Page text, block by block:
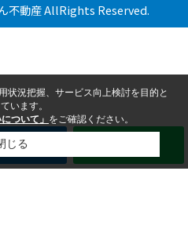
不動産 AllRights Reserved.
メール
状況把握、サービス向上検討を目的と
います。
ついて」 をご確認ください。
じる